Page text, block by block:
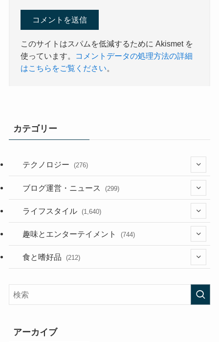
このサイトはスパムを低減するために Akismet を
使っています。
コメントデータの処理方法の詳細
はこちらをご覧ください。
カテゴリー
テクノロジー (276)
(36)
(187)
ブログ運営・ニュース (299)
(118)
(181)
ライフスタイル (1,640)
(395)
(282)
(33)
趣味とエンターテイメント (744)
(56)
食と嗜好品 (212)
アーカイブ